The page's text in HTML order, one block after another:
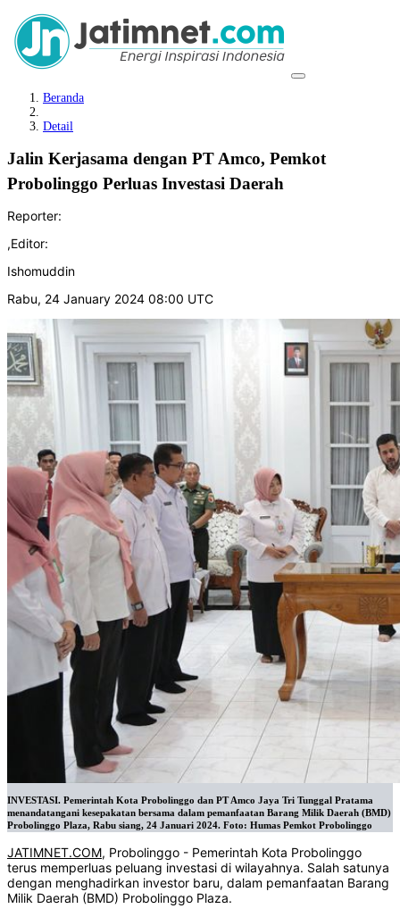
Beranda
Detail
Jalin Kerjasama dengan PT Amco, Pemkot
Probolinggo Perluas Investasi Daerah
Reporter:
,Editor:
Ishomuddin
Rabu, 24 January 2024 08:00 UTC
INVESTASI. Pemerintah Kota Probolinggo dan PT Amco Jaya Tri Tunggal Pratama
menandatangani kesepakatan bersama dalam pemanfaatan Barang Milik Daerah (BMD)
Probolinggo Plaza, Rabu siang, 24 Januari 2024. Foto: Humas Pemkot Probolinggo
JATIMNET.COM, Probolinggo - Pemerintah Kota Probolinggo
terus memperluas peluang investasi di wilayahnya. Salah satunya
dengan menghadirkan investor baru, dalam pemanfaatan Barang
Milik Daerah (BMD) Probolinggo Plaza.